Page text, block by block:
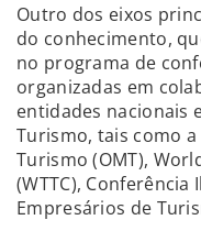
Outro dos eixos
do conhecimento,
no programa de
organizadas em
entidades nacionais
Turismo, tais como
Turismo (OMT),
(WTTC),
Empresários de